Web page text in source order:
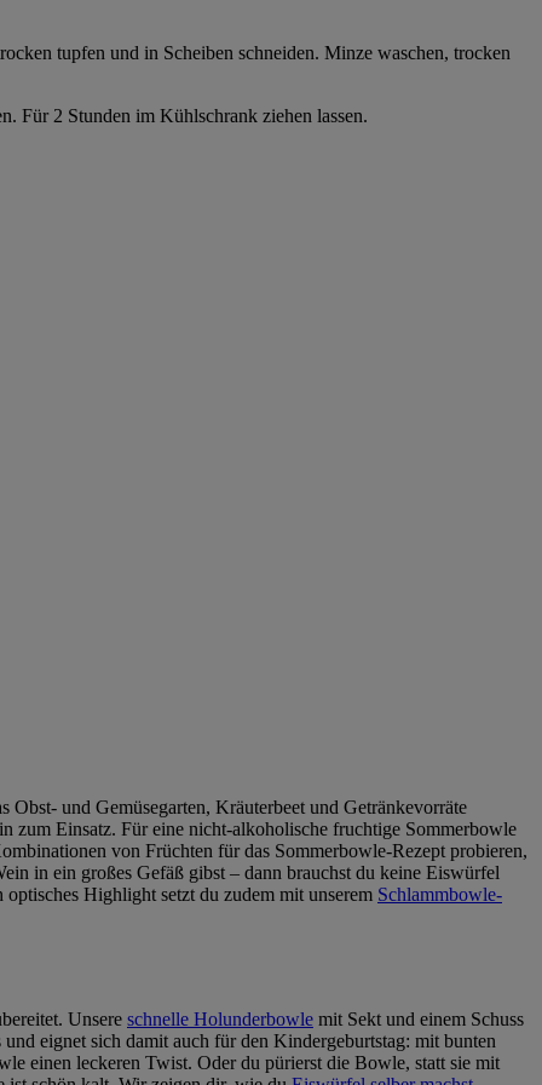
tupfen und in Scheiben schneiden. Minze waschen, trocken
Für 2 Stunden im Kühlschrank ziehen lassen.
und Gemüsegarten, Kräuterbeet und Getränkevorräte
zum Einsatz. Für eine nicht-alkoholische fruchtige Sommerbowle
von Früchten für das Sommerbowle-Rezept probieren,
in ein großes Gefäß gibst ‒ dann brauchst du keine Eiswürfel
Highlight setzt du zudem mit unserem Schlammbowle-
Unsere schnelle Holunderbowle mit Sekt und einem Schuss
eignet sich damit auch für den Kindergeburtstag: mit bunten
einen leckeren Twist. Oder du pürierst die Bowle, statt sie mit